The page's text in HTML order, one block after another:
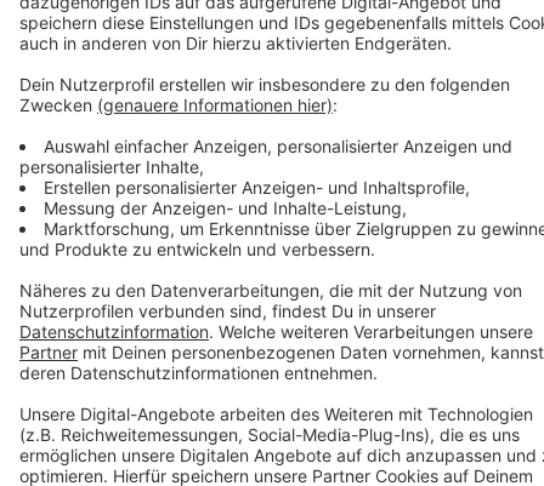
Anzeige
Link zur Online-Ausleihe der Stadtbücherei:
Anzeige
Anzeige